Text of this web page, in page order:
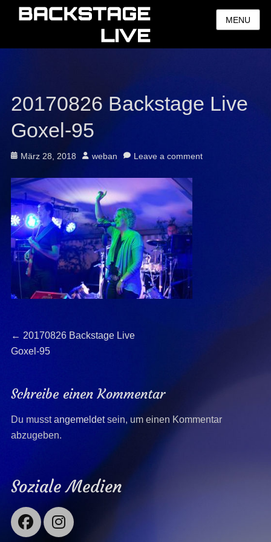
MENU
20170826 Backstage Live
Goxel-95
Posted
März 28, 2018 Author
weban Leave a comment
Beitragsnavigation
← Previous
post:
20170826 Backstage Live
Goxel-95
Schreibe einen Kommentar
Du musstangemeldetsein, um einen Kommentar
abzugeben.
Soziale Medien
Facebook
Instagram